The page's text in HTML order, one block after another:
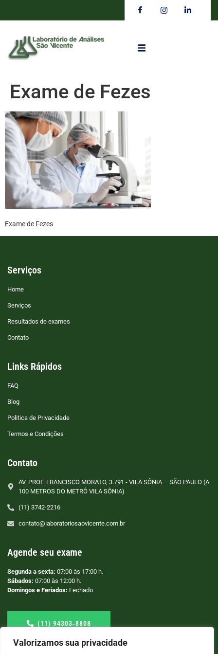
Valorizamos sua privacidade
Exame de Fezes
Exame de Fezes
Serviços
Home
Serviços
Resultados de exames
Contato
Links Rápidos
FAQ
Blog
Politica de Privacidade
Termos e Condições
Contato
AV. PROF. FRANCISCO MORATO, 3.791 - VILA SÔNIA – SÃO PAULO (A
100 METROS DO METRÔ VILA SÔNIA)
(11) 3742-2216
contato@laboratoriosaovicente.com.br
Agende seu exame
Segunda a sexta: 07:00 às 17:00 h.
Sábados: 07:00 às 12:00 h.
Domingos e Feriados: Fechado
(11) 94303‑8808